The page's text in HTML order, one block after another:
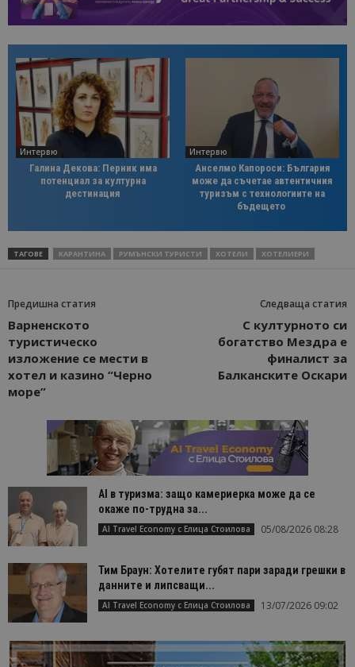
Интервю
Галина Декова: Перник има
потенциал за културна
дестинация
Интервю
Анселмо Капороси: България
може да съчетае автентичния
туризъм с технологиите на
бъдещето
ТАГОВЕ КАРАНТИНА РУМЪНСКИ ТУРИСТИ ХОТЕЛИ ХОТЕЛИЕРИ
Предишна статия
Варненското
туристическо
изложение се мести в
хотел и казино “Черно
море”
Следваща статия
С културното си
богатство Мездра е
финалист за
Балканските Оскари
AI в туризма: защо камериерка може да се
окаже по-трудна за...
AI Travel Economy с Елица Стоилова 05/08/2026 08:28
Тим Браун: Хотелите губят пари заради грешки в
данните и липсващи...
AI Travel Economy с Елица Стоилова 13/07/2026 09:02